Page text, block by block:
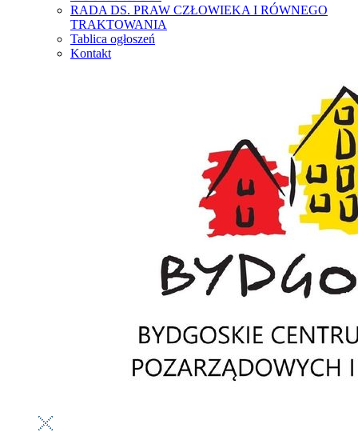
RADA DS. PRAW CZŁOWIEKA I RÓWNEGO
TRAKTOWANIA
Tablica ogłoszeń
Kontakt